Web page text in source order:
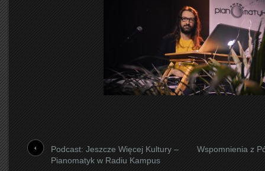
Podcast: Jeszcze Więcej Kultury –
Pianomatyk w Radiu Kampus
Wspomnienia z